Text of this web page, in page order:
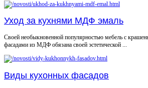
Уход за кухнями МДФ эмаль
Своей необыкновенной популярностью мебель с
фасадами из МДФ обязана своей эстетической ...
Виды кухонных фасадов